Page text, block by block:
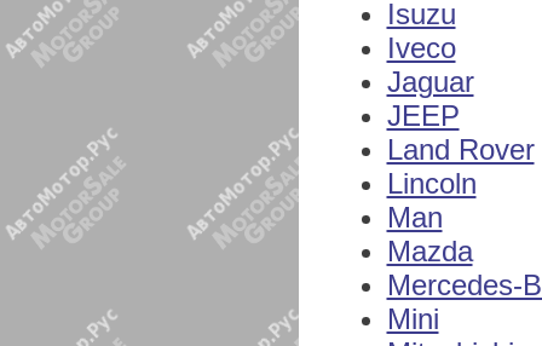
Isuzu
Iveco
Jaguar
JEEP
Land Rover
Lincoln
Man
Mazda
Mercedes-
Mini